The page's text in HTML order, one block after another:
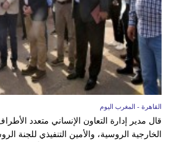
القاهرة - المغرب اليوم
قال مدير إدارة التعاون الإنساني متعدد
الخارجية الروسية، والأمين التنفيذي للجنة